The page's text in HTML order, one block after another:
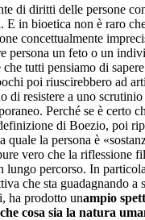
di diritti delle persone
E in bioetica non è raro
concettualmente
persona un feto o un
tutti pensiamo di
poi riuscirebbero ad
di resistere a uno
Perché se è certo
di Boezio, poi
quale la persona è
vero che la riflessione
lungo percorso. In
che sta guadagnando a
ha prodotto unampio
cosa sia la natura